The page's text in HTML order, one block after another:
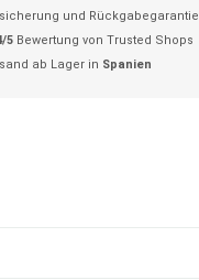
und Rückgabegarantie
5 Bewertung von Trusted Shops
ab Lager in Spanien